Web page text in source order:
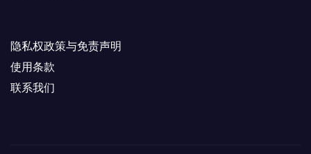
隐私权政策与免责声明
使用条款
联系我们